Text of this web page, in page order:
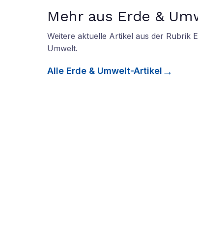
Mehr aus Erde &
Weitere aktuelle Artikel aus der Rubrik
Umwelt.
Alle Erde & Umwelt-Artikel